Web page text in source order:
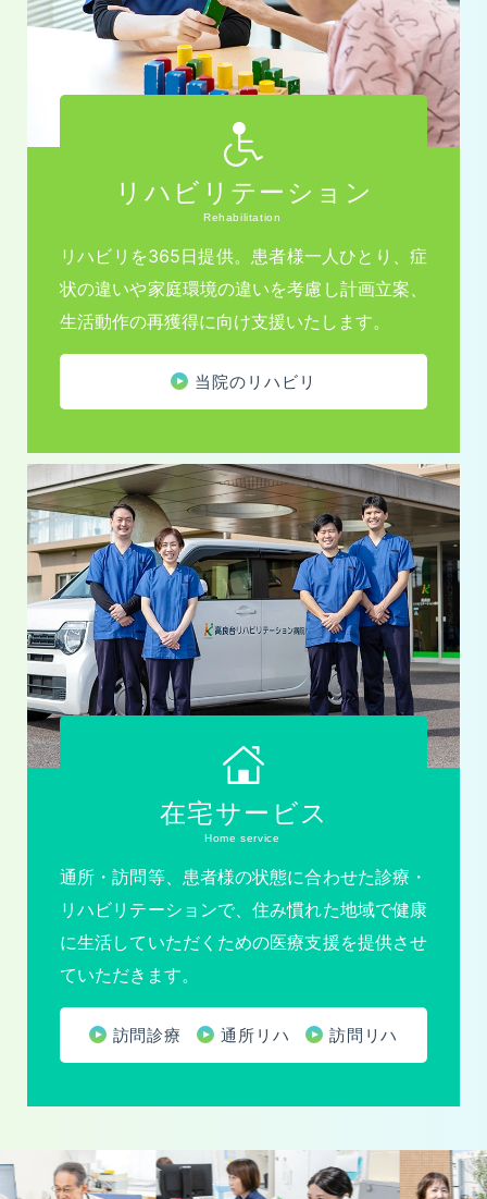
リハビリテーション
Rehabilitation
リハビリを365日提供。患者様一人ひとり、症
状の違いや家庭環境の違いを考慮し計画立案、
生活動作の再獲得に向け支援いたします。
当院のリハビリ
在宅サービス
Home service
通所・訪問等、患者様の状態に合わせた診療・
リハビリテーションで、住み慣れた地域で健康
に生活していただくための医療支援を提供させ
ていただきます。
訪問診療 通所リハ 訪問リハ